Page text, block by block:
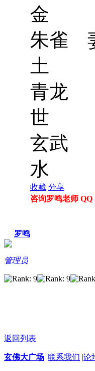
金
朱雀
土
青
世
玄
水
收藏 分享
咨询罗鸣老师 QQ
罗鸣
管理员
返回列表
玄佛大广场 |联系我们 |论